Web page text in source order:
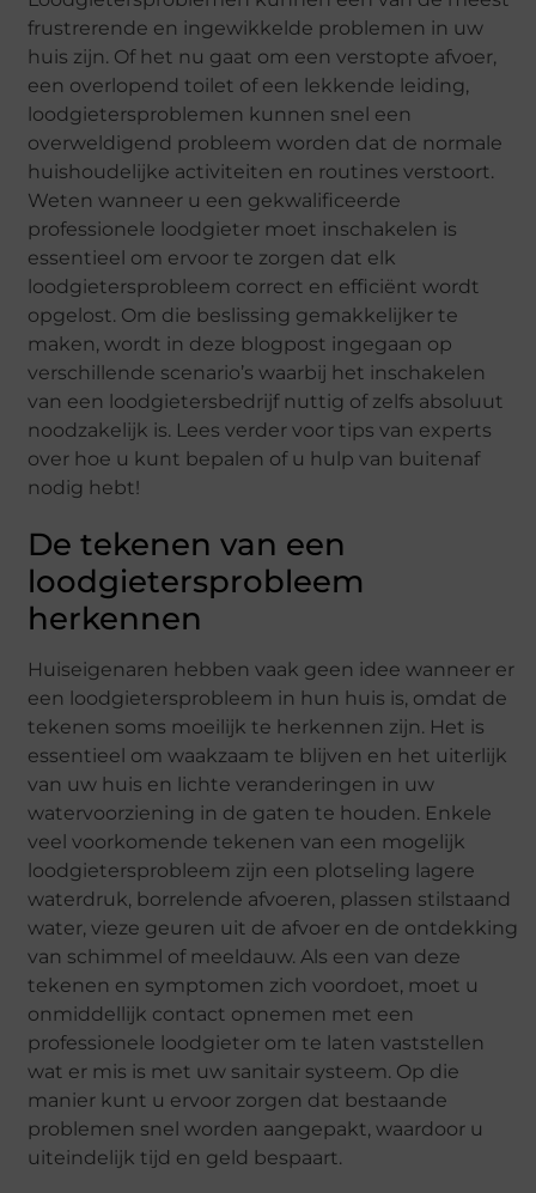
frustrerende en ingewikkelde problemen in uw
huis zijn. Of het nu gaat om een verstopte afvoer,
een overlopend toilet of een lekkende leiding,
loodgietersproblemen kunnen snel een
overweldigend probleem worden dat de normale
huishoudelijke activiteiten en routines verstoort.
Weten wanneer u een gekwalificeerde
professionele loodgieter moet inschakelen is
essentieel om ervoor te zorgen dat elk
loodgietersprobleem correct en efficiënt wordt
opgelost. Om die beslissing gemakkelijker te
maken, wordt in deze blogpost ingegaan op
verschillende scenario’s waarbij het inschakelen
van een loodgietersbedrijf nuttig of zelfs absoluut
noodzakelijk is. Lees verder voor tips van experts
over hoe u kunt bepalen of u hulp van buitenaf
nodig hebt!
De tekenen van een
loodgietersprobleem
herkennen
Huiseigenaren hebben vaak geen idee wanneer er
een loodgietersprobleem in hun huis is, omdat de
tekenen soms moeilijk te herkennen zijn. Het is
essentieel om waakzaam te blijven en het uiterlijk
van uw huis en lichte veranderingen in uw
watervoorziening in de gaten te houden. Enkele
veel voorkomende tekenen van een mogelijk
loodgietersprobleem zijn een plotseling lagere
waterdruk, borrelende afvoeren, plassen stilstaand
water, vieze geuren uit de afvoer en de ontdekking
van schimmel of meeldauw. Als een van deze
tekenen en symptomen zich voordoet, moet u
onmiddellijk contact opnemen met een
professionele loodgieter om te laten vaststellen
wat er mis is met uw sanitair systeem. Op die
manier kunt u ervoor zorgen dat bestaande
problemen snel worden aangepakt, waardoor u
uiteindelijk tijd en geld bespaart.